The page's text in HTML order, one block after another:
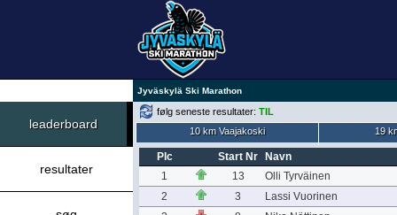
Jyväskylä Ski Marathon
leaderboard
resultater
følg seneste resultater: TIL
10 km Vaajakoski
19
Plc Start Nr
Navn
1
13
Olli Tyrväinen
2
3
Lassi Vuorinen